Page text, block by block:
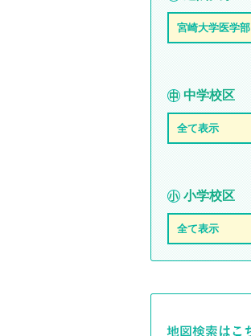
宮崎大学医学部
中学校区
全て表示
小学校区
全て表示